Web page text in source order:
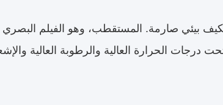
بيئي صارمة. المستقطب، وهو الفيلم
درجات الحرارة العالية والرطوبة العالية